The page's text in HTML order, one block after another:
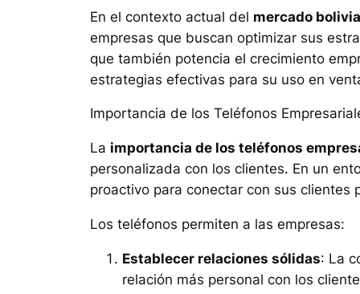
En el contexto actual del mercado
empresas que buscan optimizar sus
que también potencia el crecimiento
estrategias efectivas para su uso en
Importancia de los Teléfonos
La importancia de los teléfonos
personalizada con los clientes. En un
proactivo para conectar con sus clientes
Los teléfonos permiten a las empresas:
Establecer relaciones sólidas: La
relación más personal con los